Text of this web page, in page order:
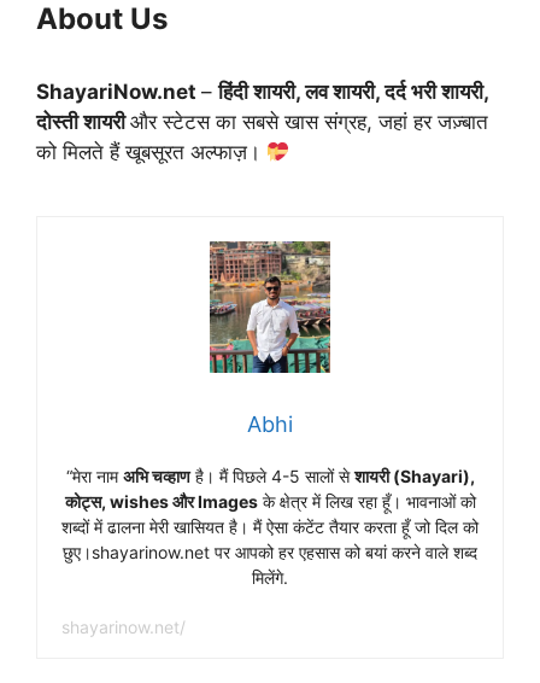
About Us
ShayariNow.net –हिंदी शायरी, लव शायरी, दर्द भरी शायरी,
दोस्ती शायरीऔर स्टेटस का सबसे खास संग्रह, जहां हर जज़्बात
को मिलते हैं खूबसूरत अल्फाज़।
Abhi
“मेरा नामअभि चव्हाणहै। मैं पिछले 4-5 सालों सेशायरी (Shayari),
कोट्स, wishes और Imagesके क्षेत्र में लिख रहा हूँ। भावनाओं को
शब्दों में ढालना मेरी खासियत है। मैं ऐसा कंटेंट तैयार करता हूँ जो दिल को
छुए।shayarinow.net पर आपको हर एहसास को बयां करने वाले शब्द
मिलेंगे.
shayarinow.net/